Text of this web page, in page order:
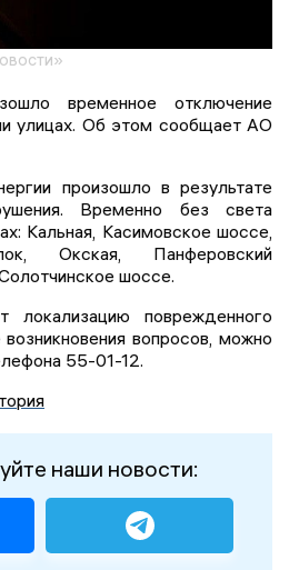
временное отключение
улицах. Об этом сообщает АО
произошло в результате
Временно без света
Кальная, Касимовское шоссе,
Окская, Панферовский
шоссе.
локализацию поврежденного
вопросов, можно
55-01-12.
наши новости: